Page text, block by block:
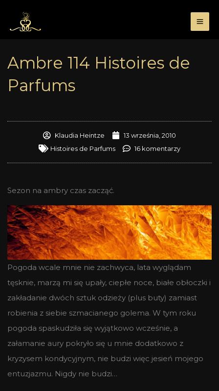
treści
Ambre 114 Histoires de
Parfums
Klaudia Heintze
13 września, 2010
Histoires de Parfums
16 komentarzy
Sezon na ambry czas zacząć.
Pogoda wcale mnie nie zachwyca, lata wyglądam
tęsknie, marzą mi się upały, ciepłe noce, białe obłoczki i
zakładanie dwóch sztuk odzieży (plus buty) zamiast
robienia z siebie szmacianego golema. W tym roku
pogoda spaskudziła się wyjątkowo wcześnie, a
załamanie aury pokryło się u mnie dodatkowo z
kryzysem kondycyjnym, nie budzi więc jesień mojego
entuzjazmu. Nigdy nie budzi…